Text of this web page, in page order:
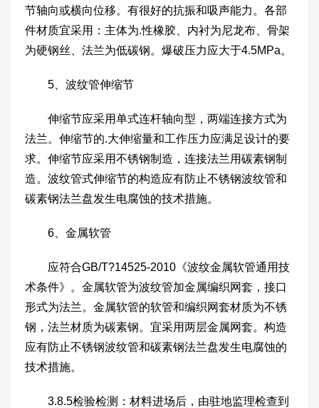
节轴向或横向位移。有很好的抗振和吸声能力。各部
件材质宜采用：主体为.性橡胶、内衬为尼龙布、骨架
为硬钢丝、法兰为低碳钢。爆破压力应大于4.5MPa。
5、波纹管伸缩节
伸缩节应采用单式连杆轴向型，两端连接方式为
法兰。伸缩节的.大伸缩量和工作压力应满足设计的要
求。伸缩节应采用不锈钢制造，连接法兰用碳素钢制
造。波纹管式伸缩节的构造应有防止不锈钢波纹管和
碳素钢法兰盘发生电腐蚀的技术措施。
6、金属软管
应符合GB/T?14525-2010《波纹金属软管通用技
术条件》。金属软管为波纹管加金属编织网套，接口
形式为法兰。金属软管的软管和编织网套材质为不锈
钢，法兰材质为碳素钢。宜采用两层金属网套。构造
应有防止不锈钢波纹管和碳素钢法兰盘发生电腐蚀的
技术措施。
3.8.5检验检测：材料进场后，由驻地监理检查到